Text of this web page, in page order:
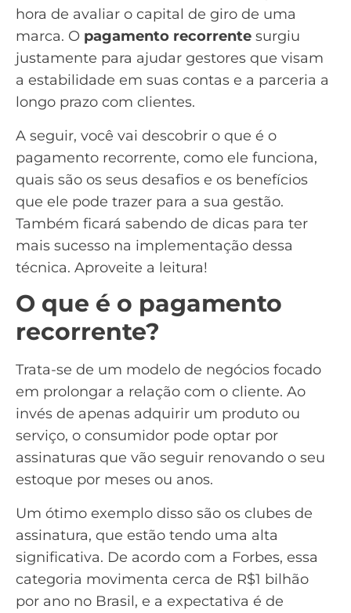
hora de avaliar o capital de giro de uma
marca. O pagamento recorrente surgiu
justamente para ajudar gestores que visam
a estabilidade em suas contas e a parceria a
longo prazo com clientes.
A seguir, você vai descobrir o que é o
pagamento recorrente, como ele funciona,
quais são os seus desafios e os benefícios
que ele pode trazer para a sua gestão.
Também ficará sabendo de dicas para ter
mais sucesso na implementação dessa
técnica. Aproveite a leitura!
O que é o pagamento
recorrente?
Trata-se de um modelo de negócios focado
em prolongar a relação com o cliente. Ao
invés de apenas adquirir um produto ou
serviço, o consumidor pode optar por
assinaturas que vão seguir renovando o seu
estoque por meses ou anos.
Um ótimo exemplo disso são os clubes de
assinatura, que estão tendo uma alta
significativa. De acordo com a Forbes, essa
categoria movimenta cerca de R$1 bilhão
por ano no Brasil, e a expectativa é de